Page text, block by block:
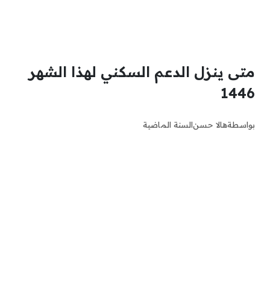
متى ينزل الدعم السكني لهذا الشهر
1446
بواسطةهالا حسنالسنة الماضية